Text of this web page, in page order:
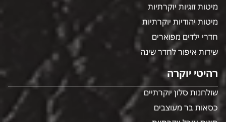
מיטות זוגיות יוקרתיות
מיטות יהודיות יוקרתיות
חדרי ילדים מפוארים
שידות איפור לחדר שינה
רהיטי יוקרה
שולחנות סלון יוקרתיים
כסאות בר מעוצבים